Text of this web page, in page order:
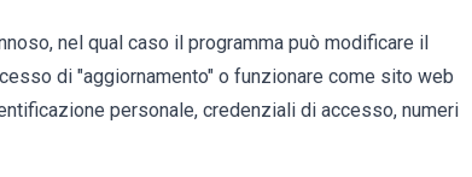
nel qual caso il programma può modificare il
di "aggiornamento" o funzionare come sito web
personale, credenziali di accesso, numeri